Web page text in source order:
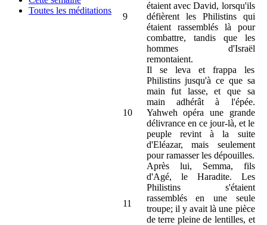
Toutes les méditations
9
étaient avec David, lorsqu'ils
défièrent les Philistins qui
étaient rassemblés là pour
combattre, tandis que les
hommes d'Israël
remontaient.
10
Il se leva et frappa les
Philistins jusqu'à ce que sa
main fut lasse, et que sa
main adhérât à l'épée.
Yahweh opéra une grande
délivrance en ce jour-là, et le
peuple revint à la suite
d'Eléazar, mais seulement
pour ramasser les dépouilles.
11
Après lui, Semma, fils
d'Agé, le Haradite. Les
Philistins s'étaient
rassemblés en une seule
troupe; il y avait là une pièce
de terre pleine de lentilles, et